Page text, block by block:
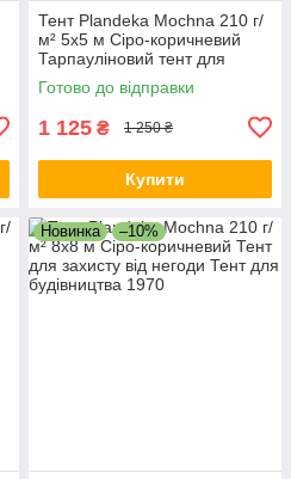
Тент Plandeka Mochna 210 г/
м² 5х5 м Сіро-коричневий
Тарпауліновий тент для
господарства Захисний тент
від дощу
Готово до відправки
1 125 ₴ 1 250 ₴
Купити
Новинка –10%